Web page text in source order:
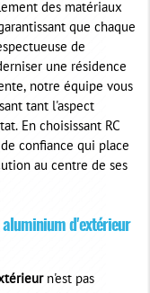
des matériaux
que chaque
de
une résidence
notre équipe vous
tant l'aspect
En choisissant RC
confiance qui place
au centre de ses
aluminium d'extérieur
n'est pas